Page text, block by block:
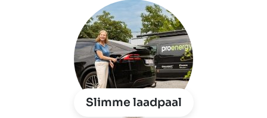
Slimme laadpaal